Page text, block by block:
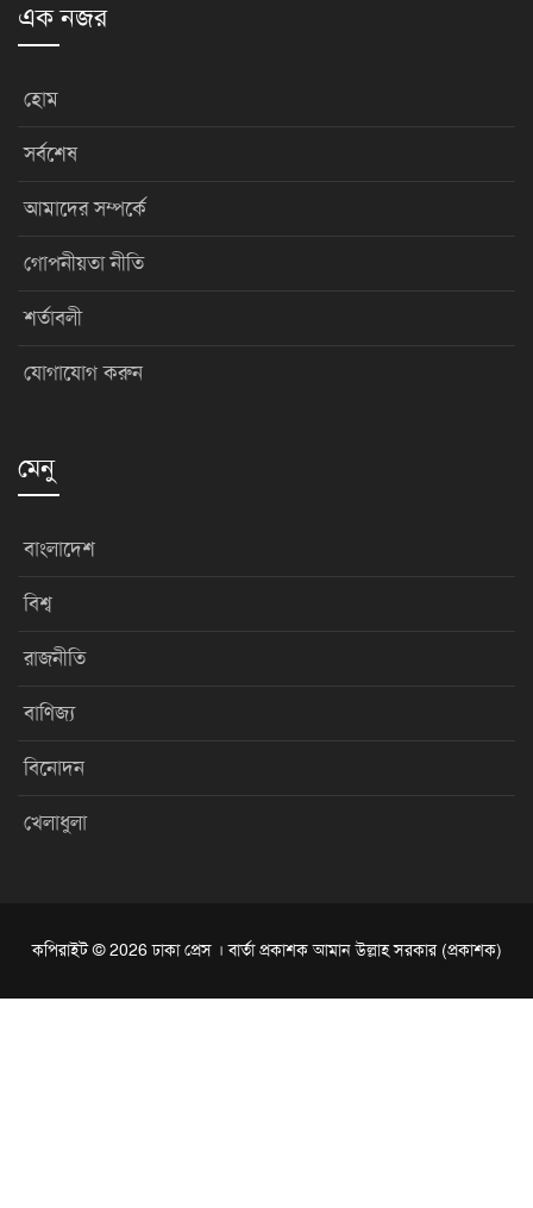
এক নজর
হোম
সর্বশেষ
আমাদের সম্পর্কে
গোপনীয়তা নীতি
শর্তাবলী
যোগাযোগ করুন
মেনু
বাংলাদেশ
বিশ্ব
রাজনীতি
বাণিজ্য
বিনোদন
খেলাধুলা
কপিরাইট © 2026 ঢাকা প্রেস । বার্তা প্রকাশক আমান উল্লাহ সরকার (প্রকাশক)